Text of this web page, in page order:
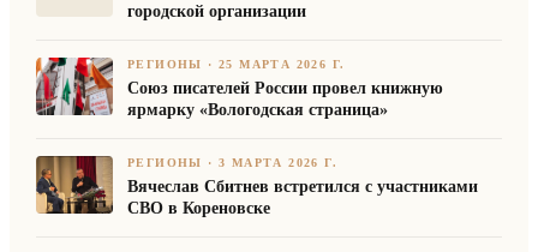
городской организации
РЕГИОНЫ ·25 МАРТА 2026 Г.
Союз писателей России провел книжную
ярмарку «Вологодская страница»
РЕГИОНЫ ·3 МАРТА 2026 Г.
Вячеслав Сбитнев встретился с участниками
СВО в Кореновске